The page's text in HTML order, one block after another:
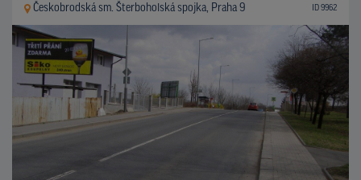
Českobrodská sm. Šterboholská spojka, Praha 9 ID 9962